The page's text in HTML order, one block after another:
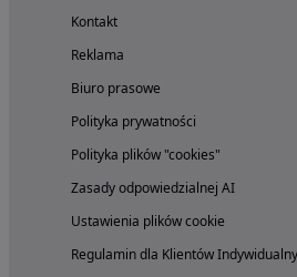
Kontakt
Reklama
Biuro prasowe
Polityka prywatności
Polityka plików "cookies"
Zasady odpowiedzialnej AI
Ustawienia plików cookie
Regulamin dla Klientów